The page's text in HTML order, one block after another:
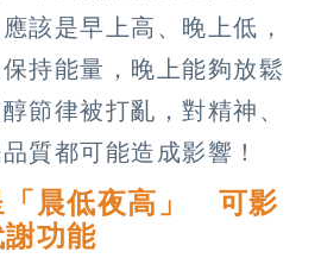
該是早上高、晚上低，
持能量，晚上能夠放鬆
節律被打亂，對精神、
質都可能造成影響！
「晨低夜高」 可影
功能